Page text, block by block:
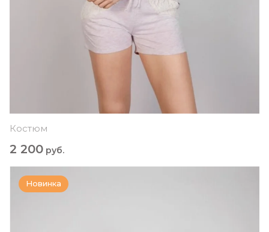
Костюм
2 200 руб.
Новинка